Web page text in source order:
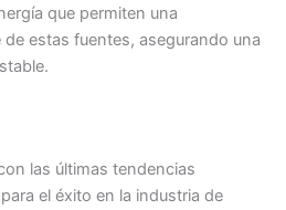
que permiten una
estas fuentes, asegurando una
las últimas tendencias
el éxito en la industria de